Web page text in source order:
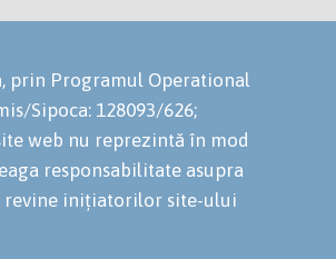
prin Programul Operational
Sipoca: 128093/626;
web nu reprezintă în mod
responsabilitate asupra
inițiatorilor site-ului